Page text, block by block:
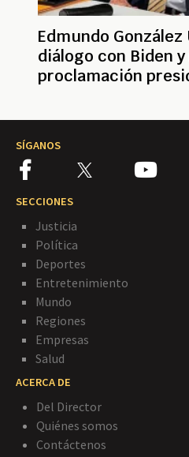
Edmundo
diálogo con Biden
proclamación
SÍGANOS
SECCIONES
Justicia
Política
Deportes
Entretenimiento
Mundo
Regiones
Empresas
Salud
ACERCA DE
Del Director
Quiénes somos
Contáctenos